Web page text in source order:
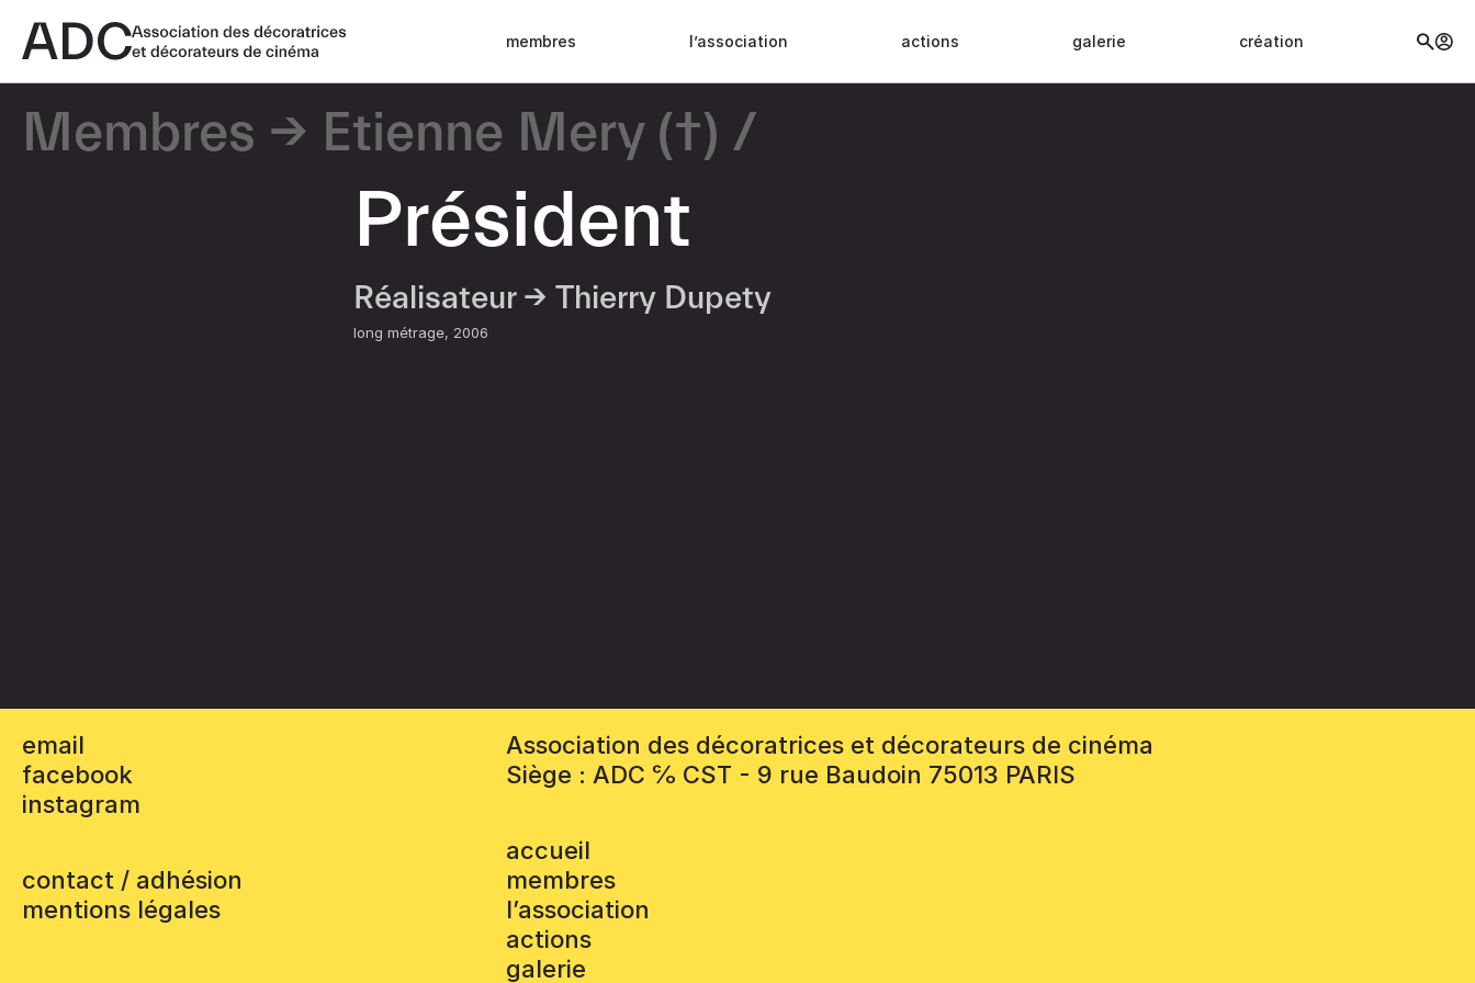
membres l’association actions galerie création
Membres Etienne Mery (†)
Président
Réalisateur → Thierry Dupety
long métrage 2006
email
facebook
instagram
contact / adhésion
mentions légales
Association des décoratrices et décorateurs de cinéma
Siège : ADC ℅ CST - 9 rue Baudoin 75013 PARIS
accueil
membres
l’association
actions
galerie